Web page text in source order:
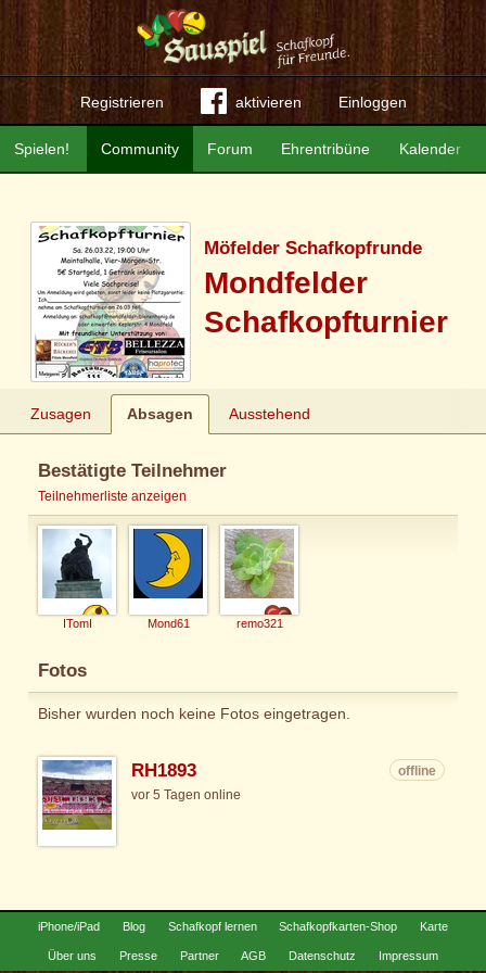
Registrieren aktivieren Einloggen
Community Forum Ehrentribüne Kalender
Spielen!
Möfelder Schafkopfrunde
Mondfelder
Schafkopfturnier
Zusagen Absagen Ausstehend
Bestätigte Teilnehmer
Teilnehmerliste anzeigen
ITomI Mond61 remo321
Fotos
Bisher wurden noch keine Fotos eingetragen.
RH1893
offline
vor 5 Tagen online
iPhone/iPad Blog Schafkopf lernen Schafkopfkarten-Shop Karte
Über uns Presse Partner AGB Datenschutz Impressum